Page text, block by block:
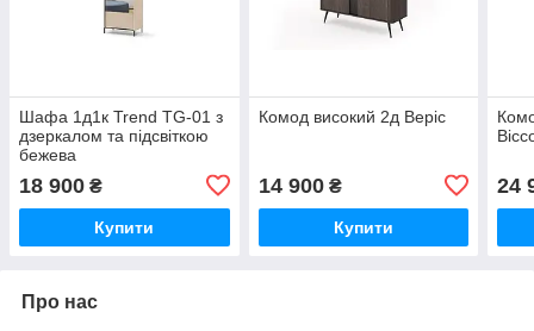
Шафа 1д1к Trend TG-01 з
дзеркалом та підсвіткою
бежева
18 900 ₴
Купити
Комод високий 2д Веріс
14 900₴
Купити
24
Про нас